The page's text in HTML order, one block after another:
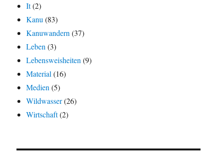
It(2)
Kanu (83)
Kanuwandern (37)
Leben (3)
Lebensweisheiten (9)
Material (16)
Medien (5)
Wildwasser(26)
Wirtschaft(2)